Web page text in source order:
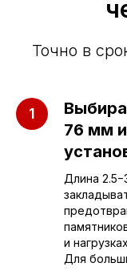
Точно в
76 мм
Длина
и
Для
в офис
г. Саратов,